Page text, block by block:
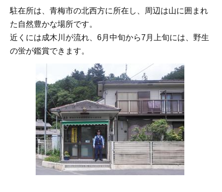
駐在所は、青梅市の北西方に所在し、周辺は山に囲まれ
た自然豊かな場所です。
近くには成木川が流れ、6月中旬から7月上旬には、野生
の蛍が鑑賞できます。